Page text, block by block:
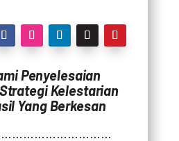
Penyelesaian
Kelestarian
Yang Berkesan